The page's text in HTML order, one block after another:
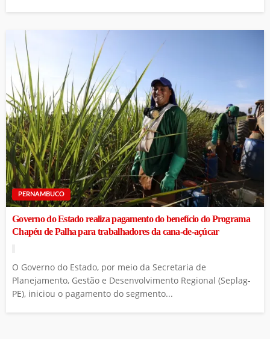
PERNAMBUCO
Governo do Estado realiza pagamento do benefício do Programa
Chapéu de Palha para trabalhadores da cana-de-açúcar
O Governo do Estado, por meio da Secretaria de
Planejamento, Gestão e Desenvolvimento Regional (Seplag-
PE), iniciou o pagamento do segmento...